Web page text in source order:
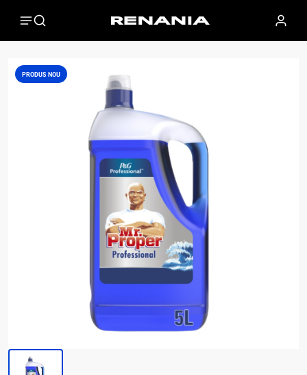
PRODUS NOU